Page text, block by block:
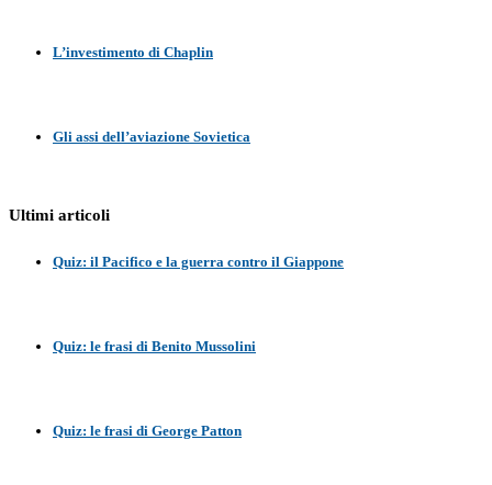
L’investimento di Chaplin
Gli assi dell’aviazione Sovietica
Ultimi articoli
Quiz: il Pacifico e la guerra contro il Giappone
Quiz: le frasi di Benito Mussolini
Quiz: le frasi di George Patton